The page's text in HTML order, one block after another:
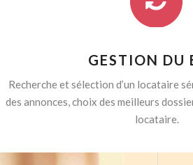
GESTION DU
Recherche et sélection d’un locataire
des annonces, choix des meilleurs
locataire.